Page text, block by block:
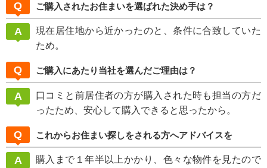
ご購入されたお住まいを選ばれた決め手は？
現在居住地から近かったのと、条件に合致していた
ため。
ご購入にあたり当社を選んだご理由は？
口コミと前居住者の方が購入された時も担当の方だ
ったため、安心して購入できると思ったから。
これからお住まい探しをされる方へアドバイスを
購入まで１年半以上かかり、色々な物件を見たので